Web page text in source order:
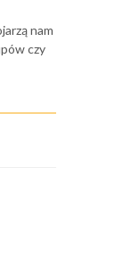
rodzinnym
za miasto.